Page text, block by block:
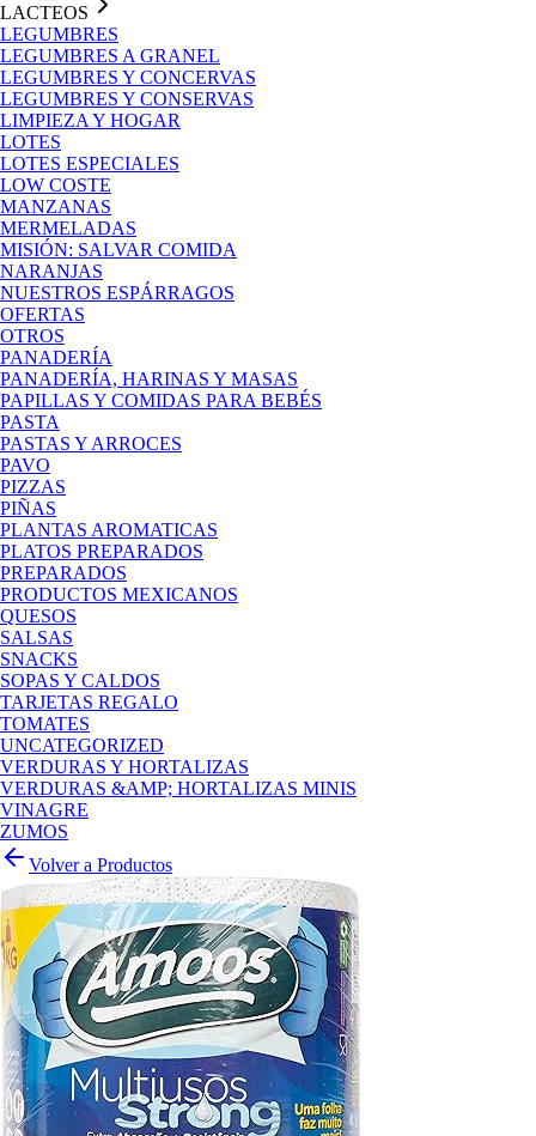
LACTEOS
LEGUMBRES
LEGUMBRES A GRANEL
LEGUMBRES Y CONCERVAS
LEGUMBRES Y CONSERVAS
LIMPIEZA Y HOGAR
LOTES
LOTES ESPECIALES
LOW COSTE
MANZANAS
MERMELADAS
MISIÓN: SALVAR COMIDA
NARANJAS
NUESTROS ESPÁRRAGOS
OFERTAS
OTROS
PANADERÍA
PANADERÍA, HARINAS Y MASAS
PAPILLAS Y COMIDAS PARA BEBÉS
PASTA
PASTAS Y ARROCES
PAVO
PIZZAS
PIÑAS
PLANTAS AROMATICAS
PLATOS PREPARADOS
PREPARADOS
PRODUCTOS MEXICANOS
QUESOS
SALSAS
SNACKS
SOPAS Y CALDOS
TARJETAS REGALO
TOMATES
UNCATEGORIZED
VERDURAS Y HORTALIZAS
VERDURAS &AMP; HORTALIZAS MINIS
VINAGRE
ZUMOS
Volver a Productos